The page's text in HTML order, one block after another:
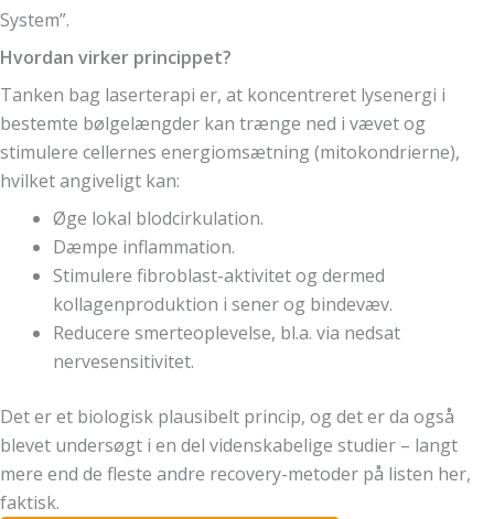
System”.
Hvordan virker princippet?
Tanken bag laserterapi er, at koncentreret lysenergi i
bestemte bølgelængder kan trænge ned i vævet og
stimulere cellernes energiomsætning (mitokondrierne),
hvilket angiveligt kan:
Øge lokal blodcirkulation.
Dæmpe inflammation.
Stimulere fibroblast-aktivitet og dermed
kollagenproduktion i sener og bindevæv.
Reducere smerteoplevelse, bl.a. via nedsat
nervesensitivitet.
Det er et biologisk plausibelt princip, og det er da også
blevet undersøgt i en del videnskabelige studier – langt
mere end de fleste andre recovery-metoder på listen her,
faktisk.